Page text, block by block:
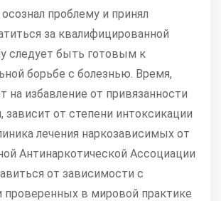
проблему и принял
за квалифицированной
следует быть готовым к
борьбе с болезнью. Время,
на избавление от привязанности
зависит от степени интоксикации
лечения наркозависимых от
Антинаркотической Ассоциации
от зависимости с
в мировой практике